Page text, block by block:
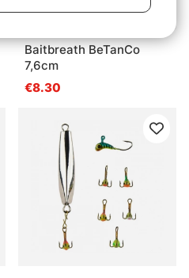
Baitbreath BeTanCo
7,6cm
€8.30